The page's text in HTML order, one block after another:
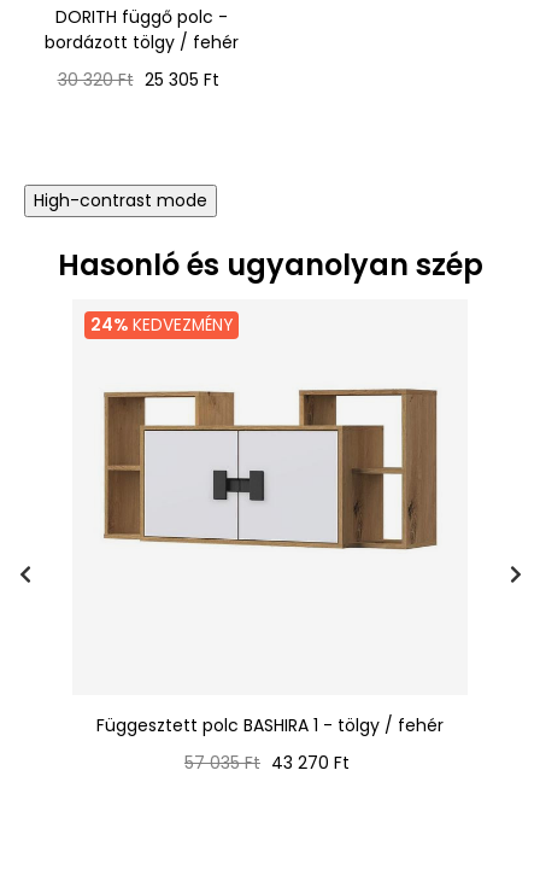
DORITH függő polc -
bordázott tölgy / fehér
Normál
30 320 Ft Ár
25 305 Ft
High-contrast mode
Hasonló és ugyanolyan szép
24% KEDVEZMÉNY
Függesztett polc BASHIRA 1 - tölgy / fehér
Normál
57 035 Ft Ár
43 270 Ft